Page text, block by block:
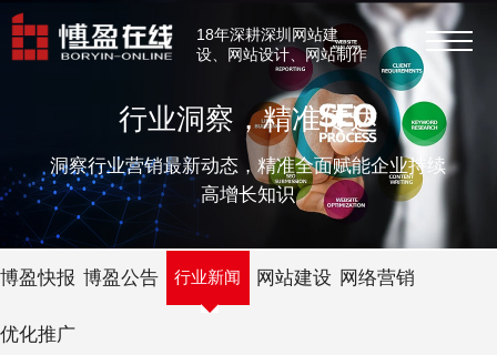
18年深耕深圳网站建
设、网站设计、网站制作
行业洞察，精准传达
洞察行业营销最新动态，精准全面赋能企业持续
高增长知识
博盈快报 博盈公告 行业新闻 网站建设 网络营销
优化推广